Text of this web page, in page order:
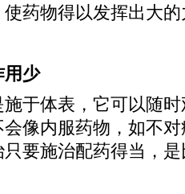
药物得以发挥出大
少
体表，它可以随时
像内服药物，如不
要施治配药得当，